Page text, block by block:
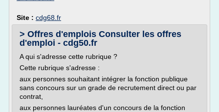
Site : cdg68.fr
> Offres d'emplois Consulter les offres
d'emploi - cdg50.fr
A qui s'adresse cette rubrique ?
Cette rubrique s'adresse :
aux personnes souhaitant intégrer la fonction publique
sans concours sur un grade de recrutement direct ou par
contrat,
aux personnes lauréates d'un concours de la fonction